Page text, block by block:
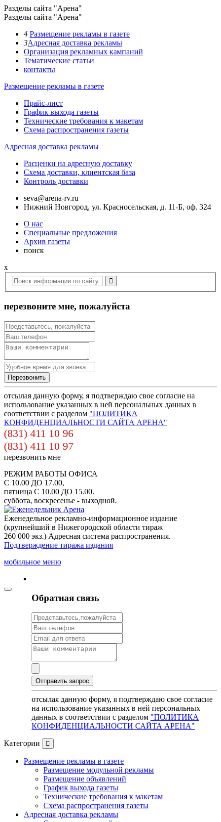
Разделы сайта "Арена"
Разделы сайта "Арена"
4 Размещение рекламы в газете
3Адресная доставка рекламы
Организация рекламных кампаний
Тематические статьи
контакты
Размещение рекламы в газете
Прайс-лист
График выхода газеты
Технические требования к макетам
Схема распространения газеты
Адресная доставка рекламы
Расценки на адресную доставку
Схема доставки, клиентская база
Контроль доставки
seva@arena-rv.ru
Нижний Новгород, ул. Красносельская, д. 11-Б, оф. 324
О нас
Специальные предложения
Архив газеты
поиск
x
перезвоните мне, пожалуйста
отсылая данную форму, я подтверждаю свое согласие на
использование указанных в ней персональных данных в
соответствии с разделом "ПОЛИТИКА
КОНФИДЕНЦИАЛЬНОСТИ САЙТА АРЕНА"
(831) 411 10 96
(831) 411 10 97
перезвонить мне
РЕЖИМ РАБОТЫ ОФИСА
С 10.00 ДО 17.00,
пятница С 10.00 ДО 15.00.
суббота, воскресенье - выходной.
Еженедельное рекламно-информационное издание
(крупнейший в Нижегородской области тираж
260 000 экз.) Адресная система распространения.
Подтверждение тиража издания
мобильное меню
Обратная связь
отсылая данную форму, я подтверждаю свое согласие
на использование указанных в ней персональных
данных в соответствии с разделом "ПОЛИТИКА
КОНФИДЕНЦИАЛЬНОСТИ САЙТА АРЕНА"
Категории
Размещение рекламы в газете
Размещение модульной рекламы
Размещение объявлений
График выхода газеты
Технические требования к макетам
Схема распространения газеты
Адресная доставка рекламы